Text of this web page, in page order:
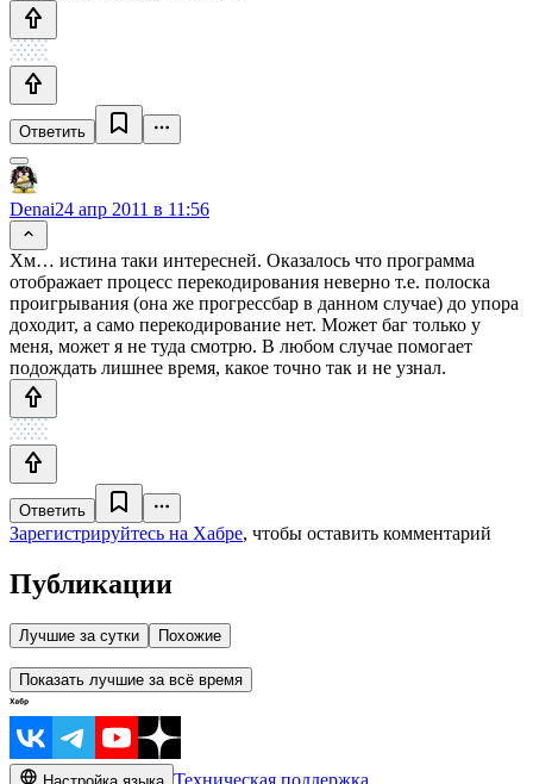
Ответить
Denai24 апр 2011 в 11:56
Хм… истина таки интересней. Оказалось что программа
отображает процесс перекодирования неверно т.е. полоска
проигрывания (она же прогрессбар в данном случае) до упора
доходит, а само перекодирование нет. Может баг только у
меня, может я не туда смотрю. В любом случае помогает
подождать лишнее время, какое точно так и не узнал.
Ответить
Зарегистрируйтесь на Хабре, чтобы оставить комментарий
Публикации
Лучшие за сутки Похожие
Показать лучшие за всё время